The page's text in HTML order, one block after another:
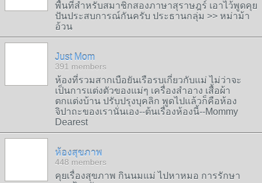
พื้นที่สำหรับสมาชิกสองภาษาสุราษฎร์ เอาไว้พูดคุย
ปันประสบการณ์กันครับ ประธานกลุ่ม >> หม่าม้า
อ้วน
Just Mom
391 members
ห้องที่รวมสากเบือยันเรือรบเกี่ยวกับแม่ ไม่ว่าจะ
เป็นการแต่งตัวของแม่ๆ เครื่องสำอาง เสื้อผ้า
ตกแต่งบ้าน ปรับปรุงบุคลิก พูดไปแล้วก็คือห้อง
จิปาถะของเรานั่นเอง--ต้นเรื่่องห้องนี้--Mommy
Dearest
ห้องสุขภาพ
448 members
คุยเรื่องสุขภาพ กินนมแม่ ไปหาหมอ การรักษา